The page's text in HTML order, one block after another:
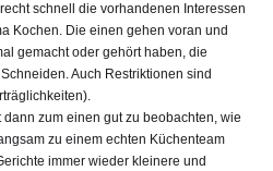
schnell die vorhandenen Interessen
Kochen. Die einen gehen voran und
gemacht oder gehört haben, die
Auch Restriktionen sind
dann zum einen gut zu beobachten, wie
zu einem echten Küchenteam
immer wieder kleinere und